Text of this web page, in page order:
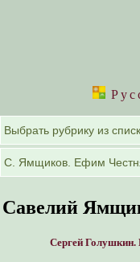
Савелий
Сергей Голушкин.